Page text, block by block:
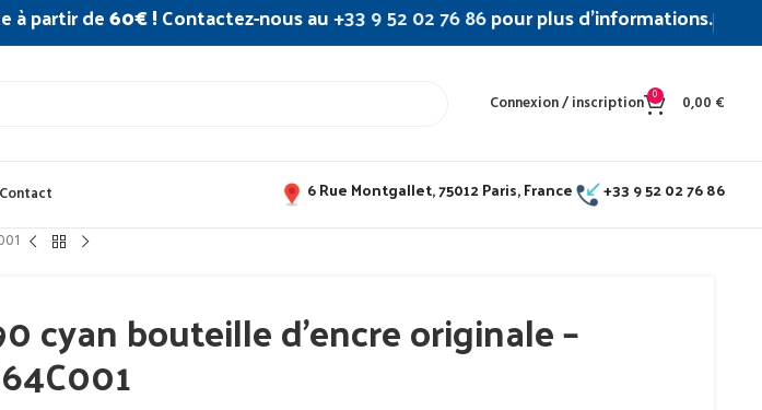
à partir de60€ !Contactez-nous au+33 9 52 02 76 86pour plus d’informations.
Connexion / inscription 0 0,00 €
6 Rue Montgallet, 75012 Paris, France +33 9 52 02 76 86
cyan bouteille d’encre originale –